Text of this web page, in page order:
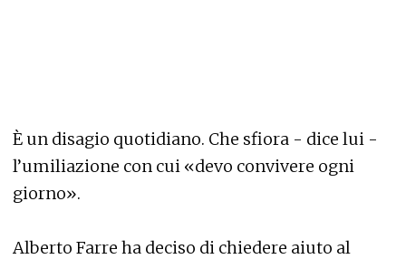
È un disagio quotidiano. Che sfiora - dice lui -
l’umiliazione con cui «devo convivere ogni
giorno».
Alberto Farre ha deciso di chiedere aiuto al